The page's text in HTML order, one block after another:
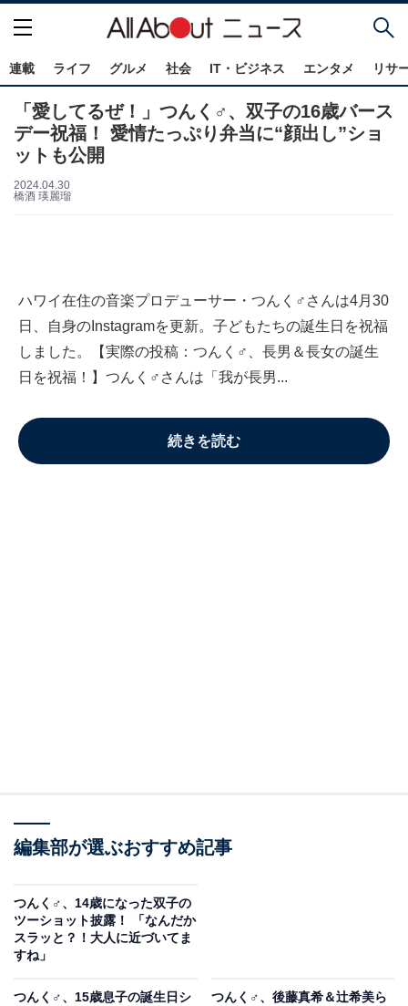
連載 ライフ グルメ 社会 IT・ビジネス エンタメ リサ
「愛してるぜ！」つんく♂、双子の16歳バース
デー祝福！ 愛情たっぷり弁当に“顔出し”ショ
ットも公開
2024.04.30
橋酒 瑛麗瑠
ハワイ在住の音楽プロデューサー・つんく♂さんは4月30
日、自身のInstagramを更新。子どもたちの誕生日を祝福
しました。【実際の投稿：つんく♂、長男＆長女の誕生
日を祝福！】つんく♂さんは「我が長男...
続きを読む
編集部が選ぶおすすめ記事
つんく♂、14歳になった双子の
ツーショット披露！ 「なんだか
スラッと？！大人に近づいてま
すね」
つんく♂、15歳息子の誕生日シ
つんく♂、後藤真希＆辻希美ら